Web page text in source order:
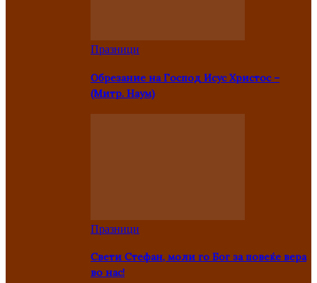
Празници
Oбрезание на Господ Исус Христос –
(Митр. Наум)
Празници
Свети Стефан, моли го Бог за повеќе вера
во нас!